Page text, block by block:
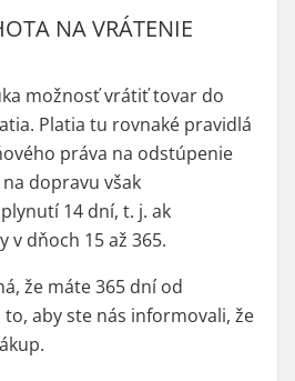
NA VRÁTENIE
možnosť vrátiť tovar do
Platia tu rovnaké pravidlá
práva na odstúpenie
dopravu však
14 dní, t. j. ak
v dňoch 15 až 365.
že máte 365 dní od
aby ste nás informovali, že